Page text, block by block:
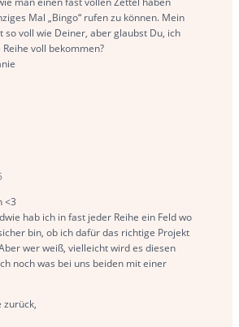
Mal „Bingo“ rufen zu können. Mein
so voll wie Deiner, aber glaubst Du, ich
voll bekommen?
<3
hab ich in fast jeder Reihe ein Feld wo
bin, ob ich dafür das richtige Projekt
wer weiß, vielleicht wird es diesen
noch was bei uns beiden mit einer
zurück,